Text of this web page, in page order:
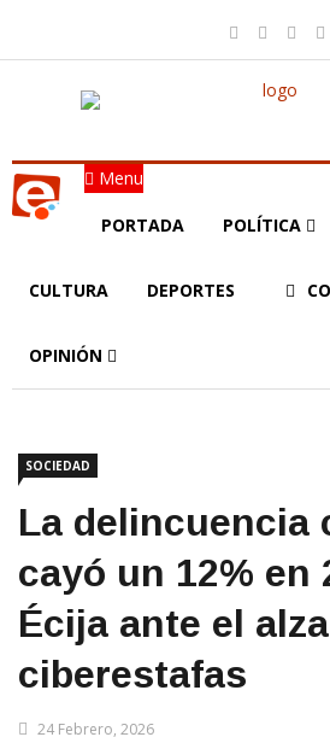
Menu
PORTADA POLÍTICA
CULTURA DEPORTES
OPINIÓN
SOCIEDAD
La delincuencia
cayó un 12% en
Écija ante el
ciberestafas
24 Febrero, 2026